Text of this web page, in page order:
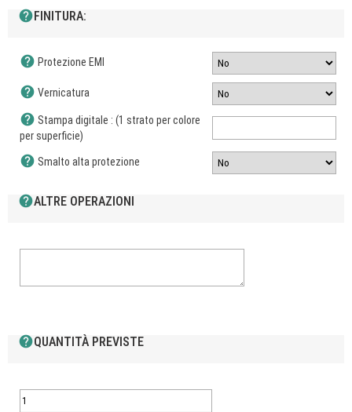
helpFINITURA:
help Protezione EMI
help Vernicatura
help Stampa digitale : (1 strato per colore
per superficie)
help Smalto alta protezione
helpALTRE OPERAZIONI
helpQUANTITÀ PREVISTE